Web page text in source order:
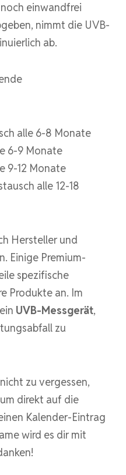
einwandfrei
nimmt die UVB-
ab.
alle 6-8 Monate
6-9 Monate
9-12 Monate
alle 12-18
Hersteller und
Einige Premium-
spezifische
Produkte an. Im
UVB-Messgerät,
zu
zu vergessen,
direkt auf die
Kalender-Eintrag
wird es dir mit